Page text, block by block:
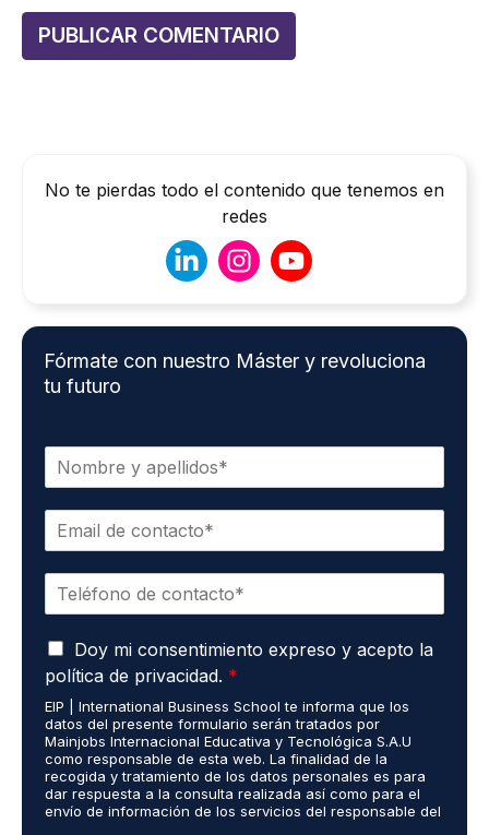
No te pierdas todo el contenido que tenemos en
redes
Fórmate con nuestro Máster y revoluciona
tu futuro
e
l
c
t
r
ó
n
é
f
o
n
o
*
A
c
u
e
r
d
o
R
G
Doy mi consentimiento expreso y acepto la
política de privacidad. *
EIP | International Business School te informa que los
datos del presente formulario serán tratados por
Mainjobs Internacional Educativa y Tecnológica S.A.U
como responsable de esta web. La finalidad de la
recogida y tratamiento de los datos personales es para
dar respuesta a la consulta realizada así como para el
envío de información de los servicios del responsable del